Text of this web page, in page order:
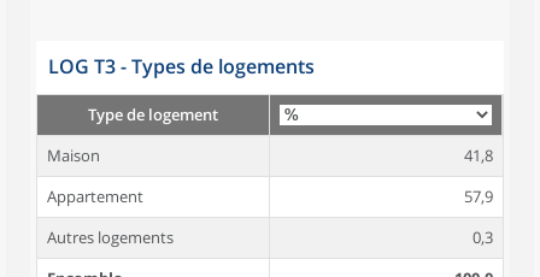
LOG T3 - Types de logements
Type de logement
Maison
41,8
Appartement
57,9
Autres logements
0,3